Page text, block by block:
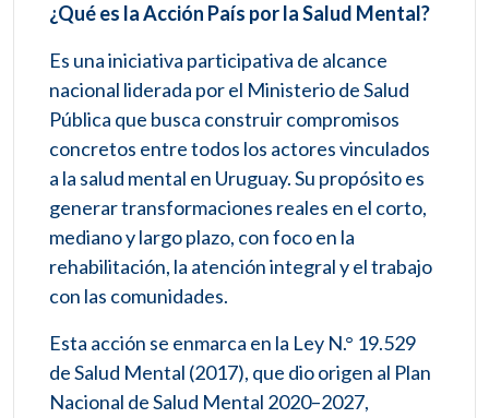
¿Qué es la Acción País por la Salud Mental?
Es una iniciativa participativa de alcance
nacional liderada por el Ministerio de Salud
Pública que busca construir compromisos
concretos entre todos los actores vinculados
a la salud mental en Uruguay. Su propósito es
generar transformaciones reales en el corto,
mediano y largo plazo, con foco en la
rehabilitación, la atención integral y el trabajo
con las comunidades.
Esta acción se enmarca en la Ley N.° 19.529
de Salud Mental (2017), que dio origen al Plan
Nacional de Salud Mental 2020–2027,